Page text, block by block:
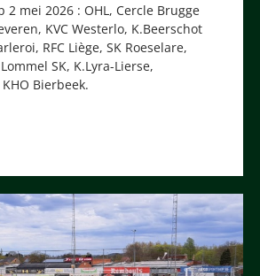
2 mei 2026 : OHL, Cercle Brugge
KVC Westerlo, K.Beerschot
RFC Liège, SK Roeselare,
SK, K.Lyra-Lierse,
Bierbeek.